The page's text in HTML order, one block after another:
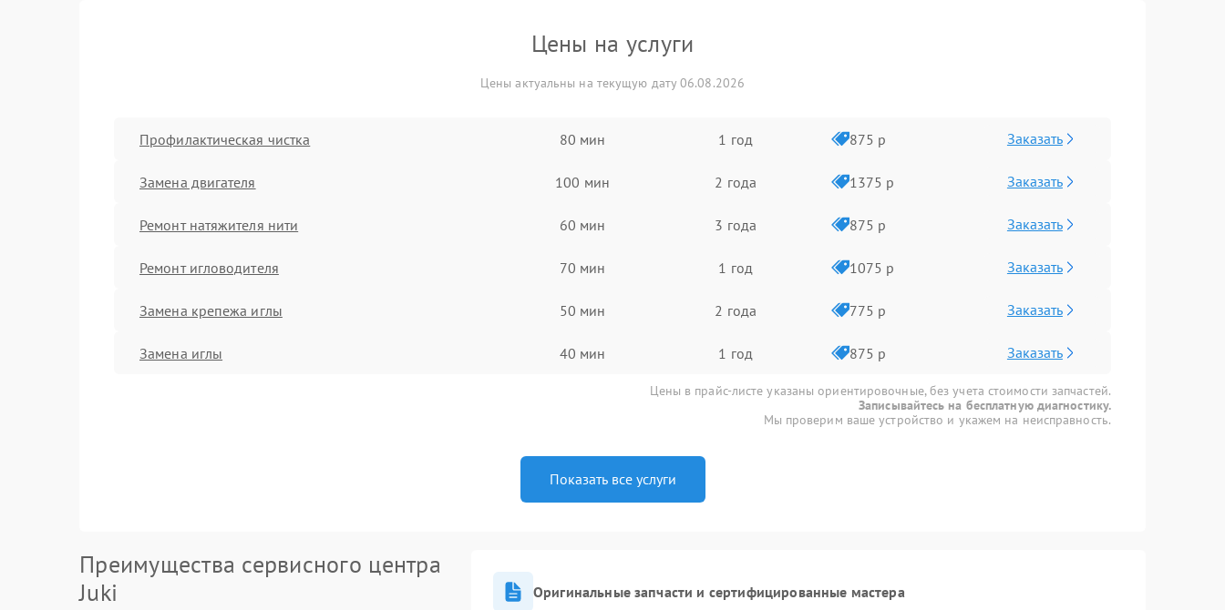
Цены на услуги
Цены актуальны на текущую дату 06.08.2026
Профилактическая чистка 80 мин 1 год 875 р Заказать
Замена двигателя 100 мин 2 года 1375 р Заказать
Ремонт натяжителя нити 60 мин 3 года 875 р Заказать
Ремонт игловодителя 70 мин 1 год 1075 р Заказать
Замена крепежа иглы 50 мин 2 года 775 р Заказать
Замена иглы 40 мин 1 год 875 р Заказать
Цены в прайс-листе указаны ориентировочные, без учета стоимости запчастей.
Записывайтесь на бесплатную диагностику.
Мы проверим ваше устройство и укажем на неисправность.
Показать все услуги
Преимущества сервисного центра
Juki
Оригинальные запчасти и сертифицированные мастера